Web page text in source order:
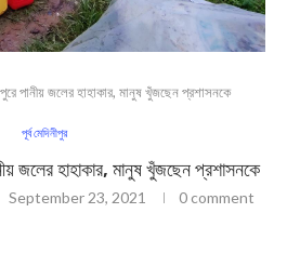
পানীয় জলের হাহাকার, মানুষ খুঁজছেন প্রশাসনকে
পূর্ব মেদিনীপুর
জলের হাহাকার, মানুষ খুঁজছেন প্রশাসনকে
September 23, 2021 0 comment